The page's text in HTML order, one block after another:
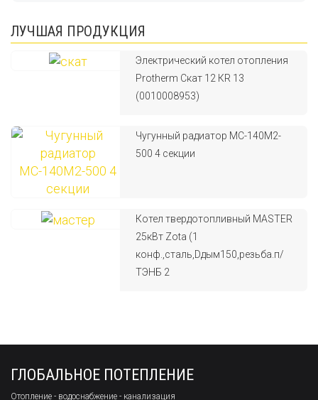
ЛУЧШАЯ ПРОДУКЦИЯ
Электрический котел отопления
Protherm Скат 12 КR 13
(0010008953)
Чугунный радиатор МС-140М2-
500 4 секции
Котел твердотопливный MASTER
25кВт Zota (1
конф.,сталь,Dдым150,резьба.п/
ТЭНБ 2
ГЛОБАЛЬНОЕ ПОТЕПЛЕНИЕ
Отопление - водоснабжение - канализация